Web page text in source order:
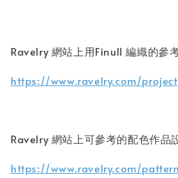
Ravelry 網站上用Finull 編織的參
https://www.ravelry.com/
Ravelry 網站上可參考的配色作品
https://www.ravelry.com/